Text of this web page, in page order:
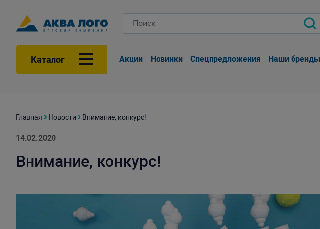
Каталог Акции Новинки Спецпредложения Наши бренды
Главная Новости Внимание, конкурс!
14.02.2020
Внимание, конкурс!